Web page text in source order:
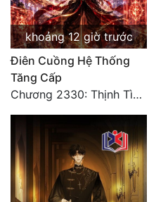
khoảng 12 giờ trước
Điên Cuồng Hệ Thống
Tăng Cấp
Chương 2330: Thịnh Tình Mời Chào